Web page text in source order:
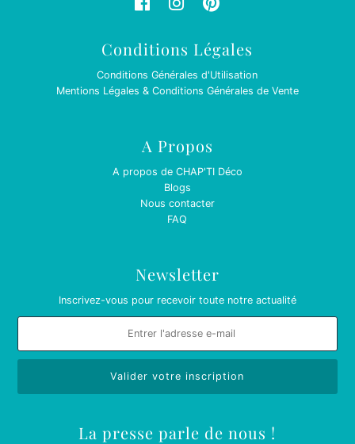
Conditions Légales
Conditions Générales d'Utilisation
Mentions Légales & Conditions Générales de Vente
A Propos
A propos de CHAP'TI Déco
Blogs
Nous contacter
FAQ
Newsletter
Inscrivez-vous pour recevoir toute notre actualité
La presse parle de nous !